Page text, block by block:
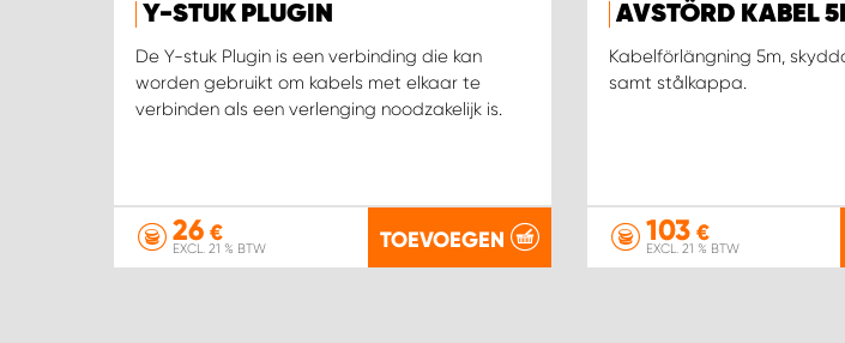
Y-STUK PLUGIN
De Y-stuk Plugin is een verbinding die kan
worden gebruikt om kabels met elkaar te
verbinden als een verlenging noodzakelijk is.
26 €
EXCL. 21 % BTW TOEVOEGEN
AVSTÖRD KABEL
Kabelförlängning 5m,
samt stålkappa.
103€
EXCL. 21 % BTW